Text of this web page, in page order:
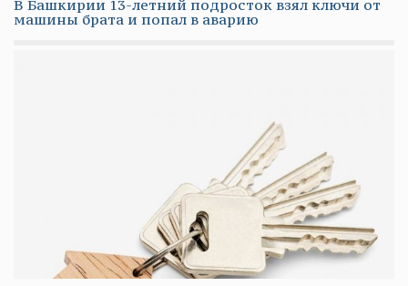
В Башкирии 13-летний подросток взял ключи от
машины брата и попал в аварию